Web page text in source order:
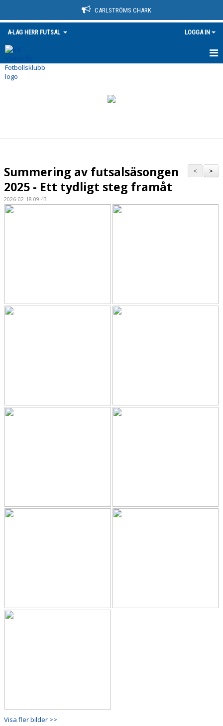
CARLSTRÖMS CHARK
A-LAG HERR FUTSAL LOGGA IN
HEM
DOKUMENT
>
<
Summering av futsalsäsongen
2025 - Ett tydligt steg framåt
2026-02-18 09:43
Visa fler bilder >>